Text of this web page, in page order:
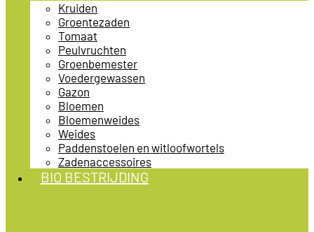
Kruiden
Groentezaden
Tomaat
Peulvruchten
Groenbemester
Voedergewassen
Gazon
Bloemen
Bloemenweides
Weides
Paddenstoelen en witloofwortels
Zadenaccessoires
BIO BESTRIJDING